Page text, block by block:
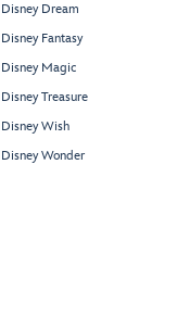
Disney Dream
Disney Fantasy
Disney Magic
Disney Treasure
Disney Wish
Disney Wonder